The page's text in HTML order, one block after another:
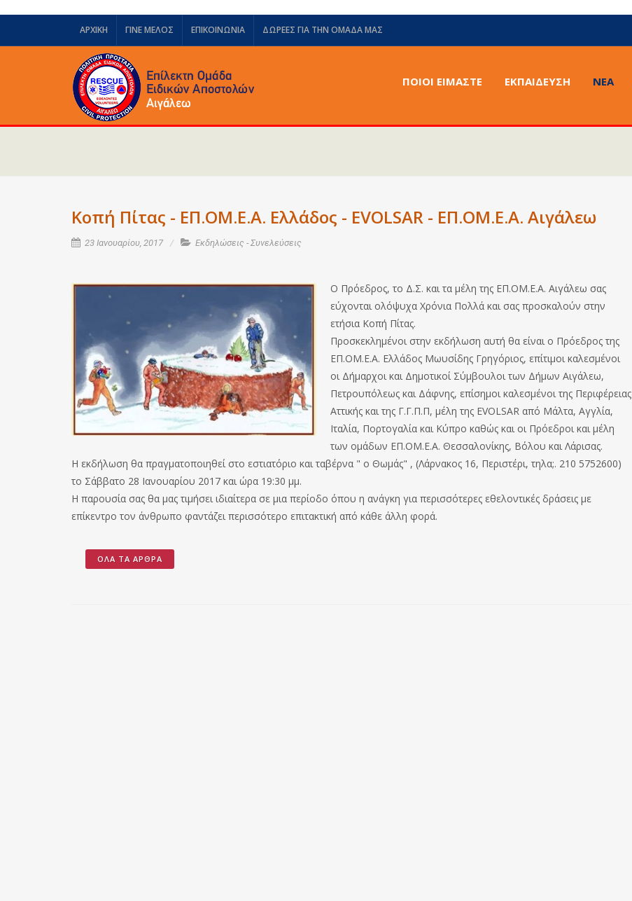
ΑΡΧΙΚΗ ΓΙΝΕ ΜΕΛΟΣ ΕΠΙΚΟΙΝΩΝΙΑ ΔΩΡΕΈΣ ΓΙΑ ΤΗΝ ΟΜΆΔΑ ΜΑΣ
ΠΟΙΟΙ ΕΙΜΑΣΤΕ ΕΚΠΑΙΔΕΥΣΗ ΝΈΑ
Κοπή Πίτας - ΕΠ.ΟΜ.Ε.Α. Ελλάδος - EVOLSAR - ΕΠ.ΟΜ.Ε.Α. Αιγάλεω
23 Ιανουαρίου, 2017 Εκδηλώσεις - Συνελεύσεις
Ο Πρόεδρος, το Δ.Σ. και τα μέλη της ΕΠ.ΟΜ.Ε.Α. Αιγάλεω σας
εύχονται ολόψυχα Χρόνια Πολλά και σας προσκαλούν στην
ετήσια Κοπή Πίτας.
Προσκεκλημένοι στην εκδήλωση αυτή θα είναι o Πρόεδρος της
ΕΠ.ΟΜ.Ε.Α. Ελλάδος Μωυσίδης Γρηγόριος, επίτιμοι καλεσμένοι
οι Δήμαρχοι και Δημοτικοί Σύμβουλοι των Δήμων Αιγάλεω,
Πετρουπόλεως και Δάφνης, επίσημοι καλεσμένοι της Περιφέρειας
Αττικής και της Γ.Γ.Π.Π, μέλη της EVOLSAR από Μάλτα, Αγγλία,
Ιταλία, Πορτογαλία και Κύπρο καθώς και οι Πρόεδροι και μέλη
των ομάδων ΕΠ.ΟΜ.Ε.Α. Θεσσαλονίκης, Βόλου και Λάρισας.
Η εκδήλωση θα πραγματοποιηθεί στο εστιατόριο και ταβέρνα " ο Θωμάς" , (Λάρνακος 16, Περιστέρι, τηλα;. 210 5752600)
το Σάββατο 28 Ιανουαρίου 2017 και ώρα 19:30 μμ.
Η παρουσία σας θα μας τιμήσει ιδιαίτερα σε μια περίοδο όπου η ανάγκη για περισσότερες εθελοντικές δράσεις με
επίκεντρο τον άνθρωπο φαντάζει περισσότερο επιτακτική από κάθε άλλη φορά.
ΌΛΑ ΤΑ ΆΡΘΡΑ